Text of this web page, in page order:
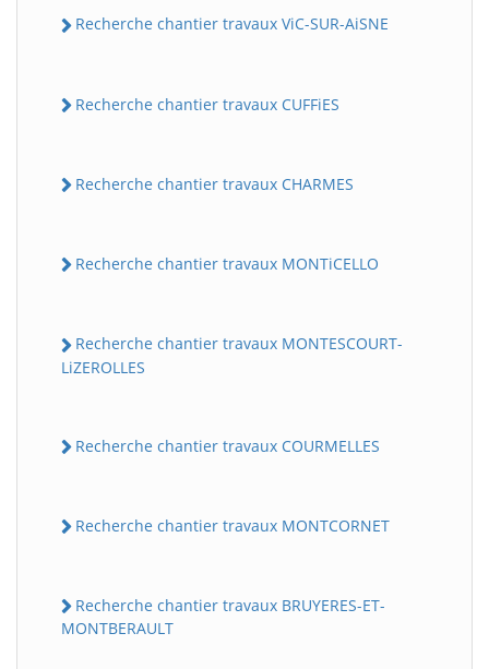
Recherche chantier travaux ViC-SUR-AiSNE
Recherche chantier travaux CUFFiES
Recherche chantier travaux CHARMES
Recherche chantier travaux MONTiCELLO
Recherche chantier travaux MONTESCOURT-
LiZEROLLES
Recherche chantier travaux COURMELLES
Recherche chantier travaux MONTCORNET
Recherche chantier travaux BRUYERES-ET-
MONTBERAULT